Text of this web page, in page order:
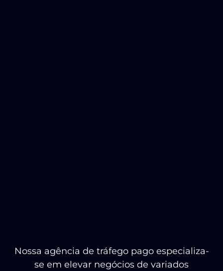
Nossa agência de tráfego pago especializa-
se em elevar negócios de variados